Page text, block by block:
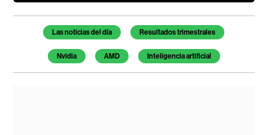
Temas de este artículo
Las noticias del día Resultados trimestrales
Nvidia AMD Inteligencia artificial